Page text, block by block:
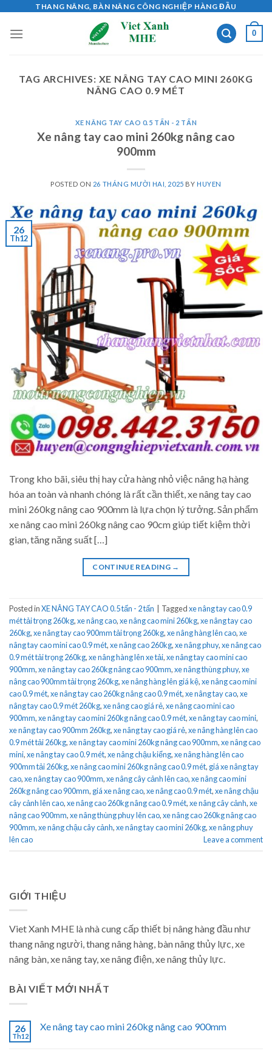
content
THANG NÂNG, BÀN NÂNG CÔNG NGHIỆP HÀNG ĐẦU
0
TAG ARCHIVES: XE NÂNG TAY CAO MINI 260KG
NÂNG CAO 0.9 MÉT
XE NÂNG TAY CAO 0.5 TẤN - 2 TẤN
Xe nâng tay cao mini 260kg nâng cao
900mm
POSTED ON 26 THÁNG MƯỜI HAI, 2025 BY HUYEN
26
Th12
Trong kho bãi, siêu thị hay cửa hàng nhỏ việc nâng hạ hàng
hóa an toàn và nhanh chóng là rất cần thiết, xe nâng tay cao
mini 260kg nâng cao 900mm là lựa chọn lý tưởng. Sản phẩm
xe nâng cao mini 260kg nâng cao 90cm giúp tiết kiệm thời
gian, tăng năng suất […]
CONTINUE READING →
Posted inXE NÂNG TAY CAO 0.5 tấn - 2 tấn Taggedxe nâng tay cao 0.9
mét tải trọng 260kg,xe nâng cao,xe nâng cao mini 260kg,xe nâng tay cao
260kg,xe nâng tay cao 900mm tải trọng 260kg,xe nâng hàng lên cao,xe
nâng tay cao mini cao 0.9 mét,xe nâng cao 260kg,xe nâng phuy,xe nâng cao
0.9 mét tải trọng 260kg,xe nâng hàng lên xe tải,xe nâng tay cao mini cao
900mm,xe nâng tay cao 260kg nâng cao 900mm,xe nâng thùng phuy,xe
nâng cao 900mm tải trọng 260kg,xe nâng hàng lên giá kệ,xe nâng cao mini
cao 0.9 mét,xe nâng tay cao 260kg nâng cao 0.9 mét,xe nâng tay cao,xe
nâng tay cao 0.9 mét 260kg,xe nâng cao giá rẻ,xe nâng cao mini cao
900mm,xe nâng tay cao mini 260kg nâng cao 0.9 mét,xe nâng tay cao mini,
xe nâng tay cao 900mm 260kg,xe nâng tay cao giá rẻ,xe nâng hàng lên cao
0.9 mét tải 260kg,xe nâng tay cao mini 260kg nâng cao 900mm,xe nâng cao
mini,xe nâng tay cao 0.9 mét,xe nâng chậu kiểng,xe nâng hàng lên cao
900mm tải 260kg,xe nâng cao mini 260kg nâng cao 0.9 mét, giá xe nâng tay
cao,xe nâng tay cao 900mm,xe nâng cây cảnh lên cao,xe nâng cao mini
260kg nâng cao 900mm, giá xe nâng cao,xe nâng cao 0.9 mét,xe nâng chậu
cây cảnh lên cao,xe nâng cao 260kg nâng cao 0.9 mét,xe nâng cây cảnh,xe
nâng cao 900mm,xe nâng thùng phuy lên cao,xe nâng cao 260kg nâng cao
900mm,xe nâng chậu cây cảnh,xe nâng tay cao mini 260kg,xe nâng phuy
lên cao
Leave a comment
GIỚI THIỆU
Viet Xanh MHE là nhà cung cấp thiết bị nâng hàng đầu như
thang nâng người, thang nâng hàng, bàn nâng thủy lực, xe
nâng bàn, xe nâng tay, xe nâng điện, xe nâng thủy lực.
BÀI VIẾT MỚI NHẤT
26
Th12
Xe nâng tay cao mini 260kg nâng cao 900mm